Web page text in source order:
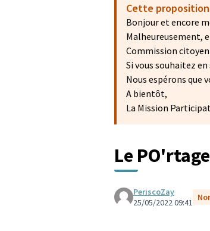
Cette
Bonjour et encore
Malheureusement,
Commission
Si vous souhaitez
Nous espérons que
A bientôt,
La Mission
Le
PeriscoZay
25/05/2022 09:41